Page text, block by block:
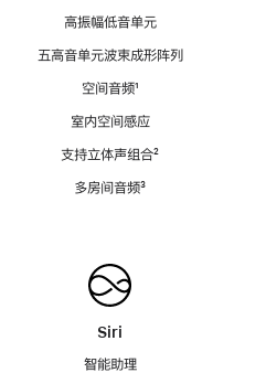
高振幅低音单元
五高音单元波束成形阵列
空间音频脚
¹
室内空间感应
支持立体声组合脚
²
多房间音频脚
³
Siri
智能助理